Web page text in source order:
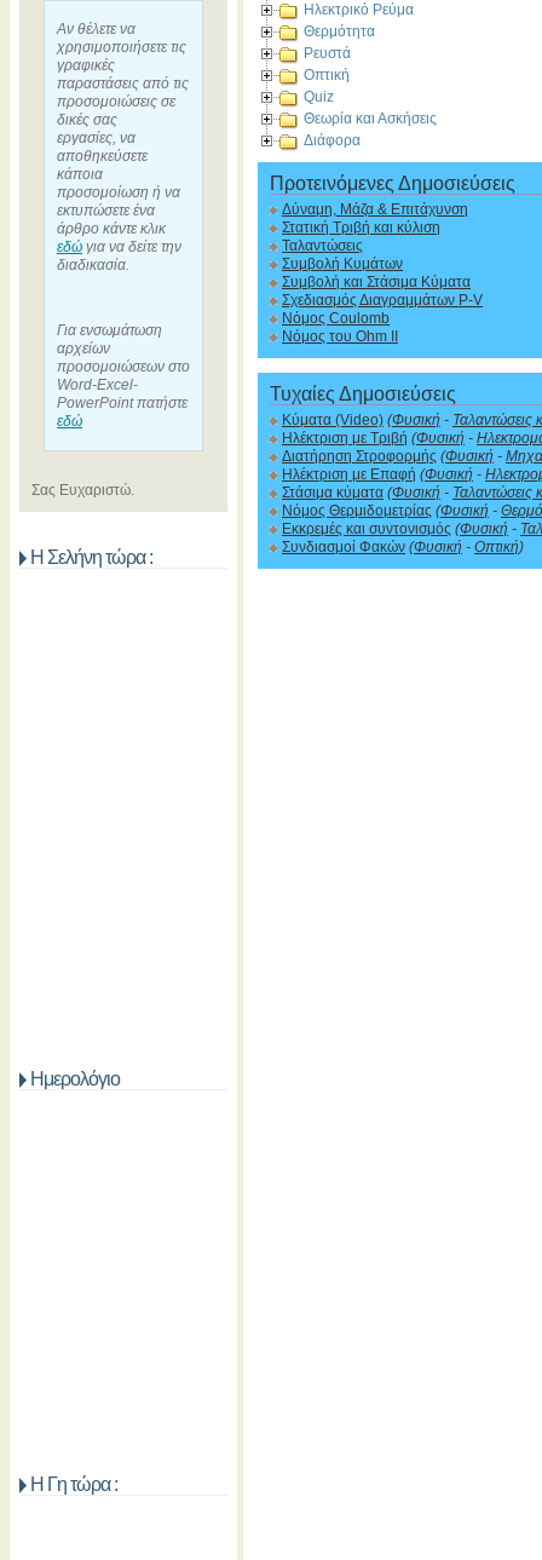
Αν θέλετε να
χρησιμοποιήσετε τις
γραφικές
παραστάσεις από τις
προσομοιώσεις σε
δικές σας
εργασίες, να
αποθηκεύσετε
κάποια
προσομοίωση ή να
εκτυπώσετε ένα
άρθρο κάντε κλικ
εδώ για να δείτε την
διαδικασία.
Για ενσωμάτωση
αρχείων
προσομοιώσεων στο
Word-Excel-
PowerPoint πατήστε
εδώ
Σας Ευχαριστώ.
Η Σελήνη τώρα :
Ημερολόγιο
Η Γη τώρα :
Ηλεκτρικό Ρεύμα
Θερμότητα
Ρευστά
Οπτική
Quiz
Θεωρία και Ασκήσεις
Διάφορα
Προτεινόμενες Δημοσιεύσεις
Δύναμη, Μάζα & Επιτάχυνση
Στατική Τριβή και κύλιση
Ταλαντώσεις
Συμβολή Κυμάτων
Συμβολή και Στάσιμα Κύματα
Σχεδιασμός Διαγραμμάτων P-V
Νόμος Coulomb
Νόμος του Ohm II
Τυχαίες Δημοσιεύσεις
Κύματα (Video) (Φυσική - Ταλαντώσεις
Ηλέκτριση με Τριβή (Φυσική -
Διατήρηση Στροφορμής (Φυσική -
Ηλέκτριση με Επαφή (Φυσική -
Στάσιμα κύματα (Φυσική - Ταλαντώσεις
Νόμος Θερμιδομετρίας (Φυσική -
Εκκρεμές και συντονισμός (Φυσική -
Συνδιασμοί Φακών (Φυσική - Οπτική)